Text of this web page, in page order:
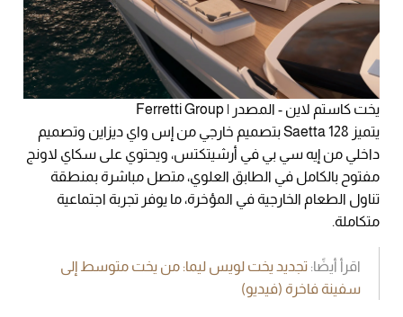
يخت كاستم لاين - المصدر | Ferretti Group
يتميز Saetta 128 بتصميم خارجي من إس واي ديزاين وتصميم
داخلي من إيه سي بي في أرشيتكتس، ويحتوي على سكاي لاونج
مفتوح بالكامل في الطابق العلوي، متصل مباشرة بمنطقة
تناول الطعام الخارجية في المؤخرة، ما يوفر تجربة اجتماعية
متكاملة.
اقرأ أيضًا: تجديد يخت لويس ليما: من يخت متوسط إلى
سفينة فاخرة (فيديو)